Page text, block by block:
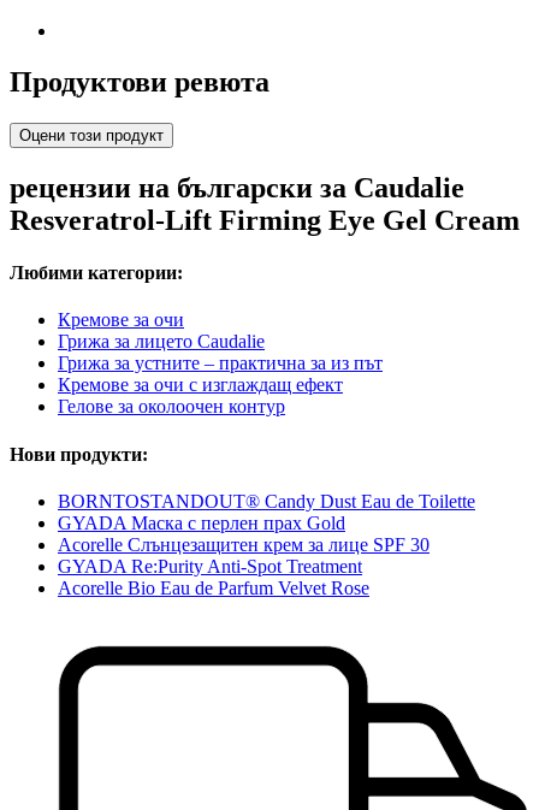
Продуктови ревюта
Оцени този продукт
рецензии на български за Caudalie
Resveratrol-Lift Firming Eye Gel Cream
Любими категории:
Кремове за очи
Грижа за лицето Caudalie
Грижа за устните – практична за из път
Кремове за очи с изглаждащ ефект
Гелове за околоочен контур
Нови продукти:
BORNTOSTANDOUT® Candy Dust Eau de Toilette
GYADA Маска с перлен прах Gold
Acorelle Слънцезащитен крем за лице SPF 30
GYADA Re:Purity Anti-Spot Treatment
Acorelle Bio Eau de Parfum Velvet Rose